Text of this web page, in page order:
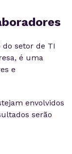
do setor de TI
é uma
e
envolvidos
serão